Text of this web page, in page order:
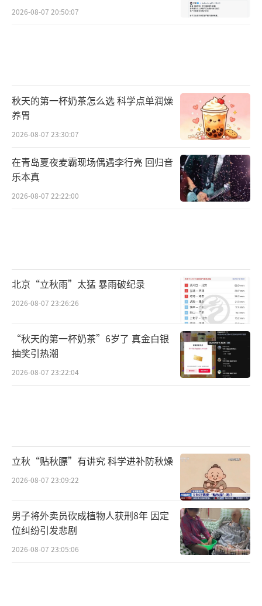
2026-08-07 20:50:07
秋天的第一杯奶茶怎么选 科学点单润燥
养胃
2026-08-07 23:30:07
在青岛夏夜麦霸现场偶遇李行亮 回归音
乐本真
2026-08-07 22:22:00
北京“立秋雨”太猛 暴雨破纪录
2026-08-07 23:26:26
“秋天的第一杯奶茶”6岁了 真金白银
抽奖引热潮
2026-08-07 23:22:04
立秋“贴秋膘”有讲究 科学进补防秋燥
2026-08-07 23:09:22
男子将外卖员砍成植物人获刑8年 因定
位纠纷引发悲剧
2026-08-07 23:05:06